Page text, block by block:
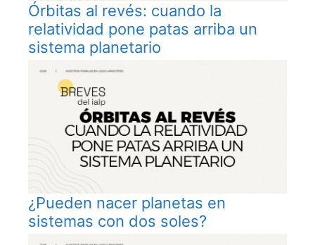
Órbitas al revés: cuando la
relatividad pone patas arriba un
sistema planetario
¿Pueden nacer planetas en
sistemas con dos soles?